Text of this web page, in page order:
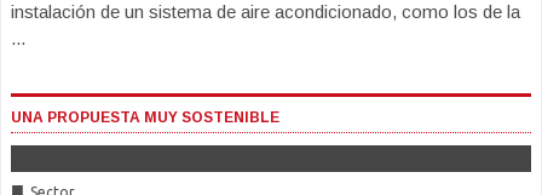
instalación de un sistema de aire acondicionado, como los de la
...
UNA PROPUESTA MUY SOSTENIBLE